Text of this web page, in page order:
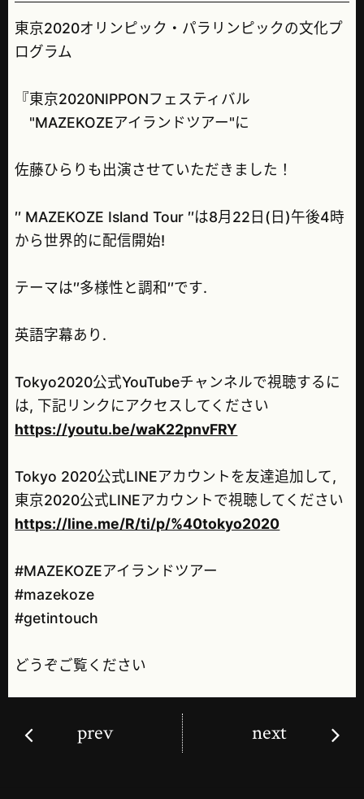
東京2020オリンピック・パラリンピックの文化プ
ログラム
『東京2020NIPPONフェスティバル
"MAZEKOZEアイランドツアー"に
佐藤ひらりも出演させていただきました！
′′ MAZEKOZE Island Tour ′′は8月22日(日)午後4時
から世界的に配信開始!
テーマは′′多様性と調和′′です.
英語字幕あり.
Tokyo2020公式YouTubeチャンネルで視聴するに
は, 下記リンクにアクセスしてください
https://youtu.be/waK22pnvFRY
Tokyo 2020公式LINEアカウントを友達追加して,
東京2020公式LINEアカウントで視聴してください
https://line.me/R/ti/p/%40tokyo2020
#MAZEKOZEアイランドツアー
#mazekoze
#getintouch
どうぞご覧ください
prev next